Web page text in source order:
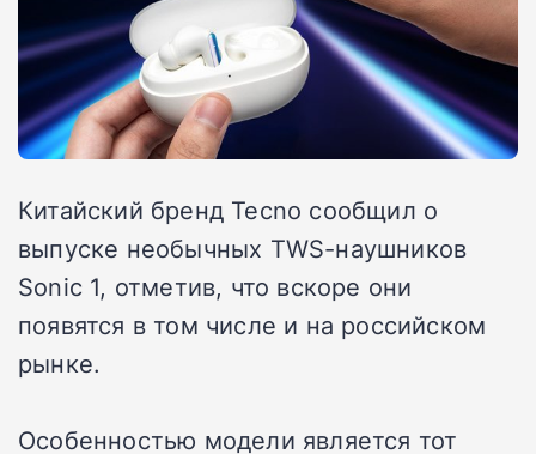
Китайский бренд Tecno сообщил о
выпуске необычных TWS-наушников
Sonic 1, отметив, что вскоре они
появятся в том числе и на российском
рынке.
Особенностью модели является тот